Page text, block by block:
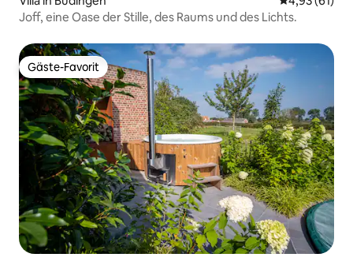
Joff, eine Oase der Stille, des Raums und des Lichts.
Gäste-Favorit
Gäste-Favorit